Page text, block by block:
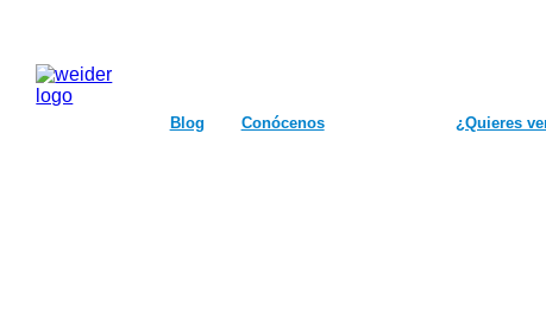
Blog Conócenos ¿Quieres